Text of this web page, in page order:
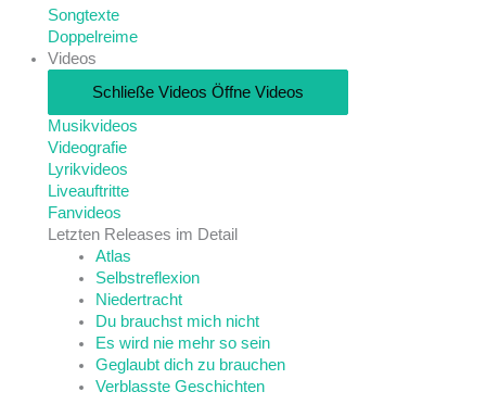
Songtexte
Doppelreime
Videos
Schließe Videos Öffne Videos
Musikvideos
Videografie
Lyrikvideos
Liveauftritte
Fanvideos
Letzten Releases im Detail
Atlas
Selbstreflexion
Niedertracht
Du brauchst mich nicht
Es wird nie mehr so sein
Geglaubt dich zu brauchen
Verblasste Geschichten